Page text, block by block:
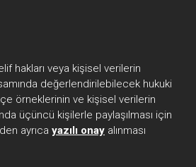
hakları veya kişisel verilerin
değerlendirilebilecek hukuki
örneklerinin ve kişisel verilerin
üçüncü kişilerle paylaşılması için
ayrıca yazılı onay alınması